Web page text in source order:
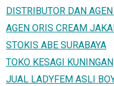
DISTRIBUTOR DAN
AGEN ORIS CREAM
STOKIS ABE SURABAYA
TOKO KESAGI KUNINGAN
JUAL LADYFEM ASLI